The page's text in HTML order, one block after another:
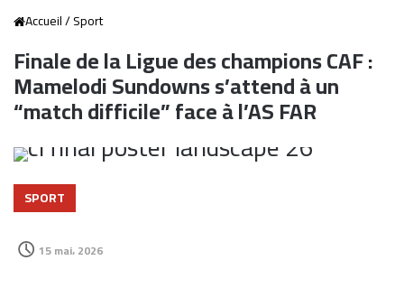
Accueil/Sport
Finale de la Ligue des champions CAF :
Mamelodi Sundowns s’attend à un
“match difficile” face à l’AS FAR
SPORT
15 mai، 2026